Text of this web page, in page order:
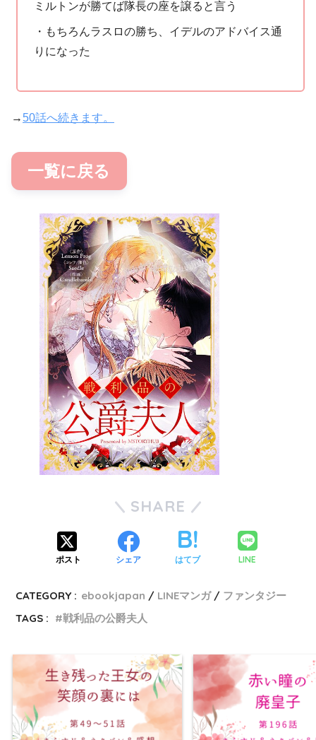
ミルトンが勝てば隊長の座を譲ると言う
・もちろんラスロの勝ち、イデルのアドバイス通
りになった
→ 50話へ続きます。
一覧に戻る
SHARE
ポスト シェア はてブ LINE
CATEGORY : ebookjapan LINEマンガ
ファンタジー
TAGS :
戦利品の公爵夫人